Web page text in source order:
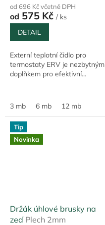
od 696 Kč včetně DPH
od 575 Kč / ks
DETAIL
Externí teplotní čidlo pro
termostaty ERV je nezbytným
doplňkem pro efektivní...
3 mb 6 mb 12 mb
Tip
Novinka
Držák úhlové brusky na
zeď Plech 2mm